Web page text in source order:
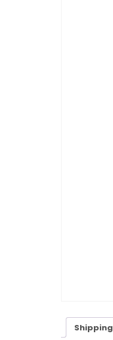
Shipping